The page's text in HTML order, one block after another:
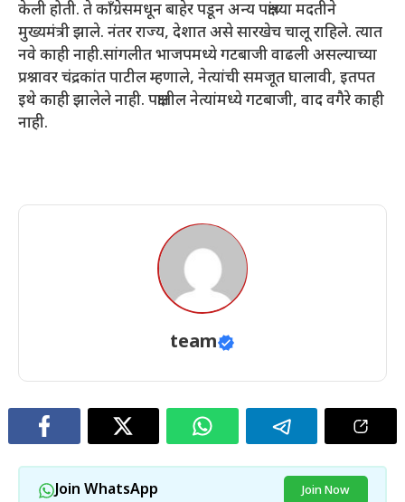
केली होती. ते काँग्रेसमधून बाहेर पडून अन्य पक्षांच्या मदतीने
मुख्यमंत्री झाले. नंतर राज्य, देशात असे सारखेच चालू राहिले. त्यात
नवे काही नाही.सांगलीत भाजपमध्ये गटबाजी वाढली असल्याच्या
प्रश्नावर चंद्रकांत पाटील म्हणाले, नेत्यांची समजूत घालावी, इतपत
इथे काही झालेले नाही. पक्षातील नेत्यांमध्ये गटबाजी, वाद वगैरे काही
नाही.
team
Join WhatsApp Join Now